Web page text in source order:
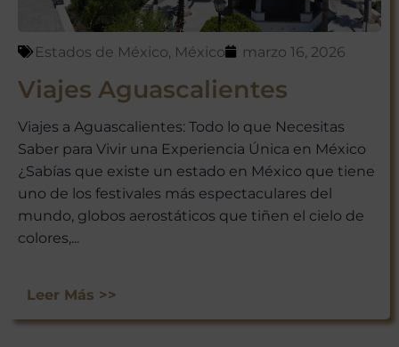
Estados de México, México marzo 16, 2026
Viajes Aguascalientes
Viajes a Aguascalientes: Todo lo que Necesitas
Saber para Vivir una Experiencia Única en México
¿Sabías que existe un estado en México que tiene
uno de los festivales más espectaculares del
mundo, globos aerostáticos que tiñen el cielo de
colores,...
Leer Más >>